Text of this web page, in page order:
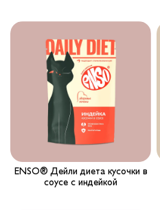
ENSO® Дейли диета кусочки в
соусе с индейкой